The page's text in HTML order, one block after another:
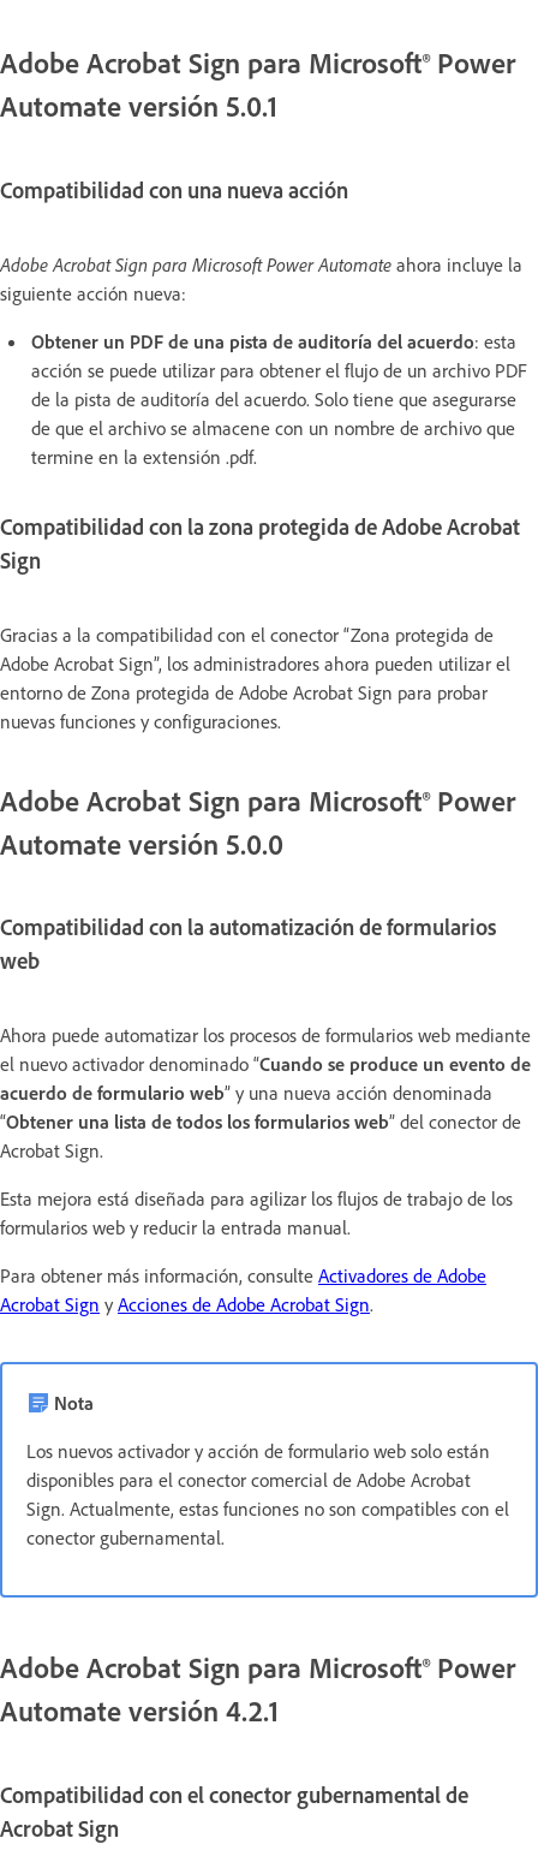
Adobe Acrobat Sign para Microsoft® Power
Automate versión 5.0.1
Compatibilidad con una nueva acción
Adobe Acrobat Sign para Microsoft Power Automate ahora incluye la
siguiente acción nueva:
Obtener un PDF de una pista de auditoría del acuerdo: esta
acción se puede utilizar para obtener el flujo de un archivo PDF
de la pista de auditoría del acuerdo. Solo tiene que asegurarse
de que el archivo se almacene con un nombre de archivo que
termine en la extensión .pdf.
Compatibilidad con la zona protegida de Adobe Acrobat
Sign
Gracias a la compatibilidad con el conector “Zona protegida de
Adobe Acrobat Sign”, los administradores ahora pueden utilizar el
entorno de Zona protegida de Adobe Acrobat Sign para probar
nuevas funciones y configuraciones.
Adobe Acrobat Sign para Microsoft® Power
Automate versión 5.0.0
Compatibilidad con la automatización de formularios
web
Ahora puede automatizar los procesos de formularios web mediante
el nuevo activador denominado “Cuando se produce un evento de
acuerdo de formulario web” y una nueva acción denominada
“Obtener una lista de todos los formularios web” del conector de
Acrobat Sign.
Esta mejora está diseñada para agilizar los flujos de trabajo de los
formularios web y reducir la entrada manual.
Para obtener más información, consulte Activadores de Adobe
Acrobat Sign y Acciones de Adobe Acrobat Sign.
Nota
Los nuevos activador y acción de formulario web solo están
disponibles para el conector comercial de Adobe Acrobat
Sign. Actualmente, estas funciones no son compatibles con el
conector gubernamental.
Adobe Acrobat Sign para Microsoft® Power
Automate versión 4.2.1
Compatibilidad con el conector gubernamental de
Acrobat Sign